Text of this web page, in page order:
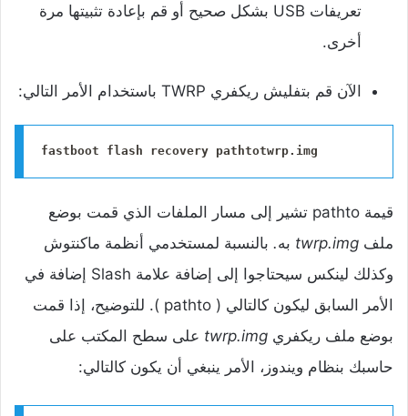
تعريفات USB بشكل صحيح أو قم بإعادة تثبيتها مرة
أخرى.
الآن قم بتفليش ريكفري TWRP باستخدام الأمر التالي:
fastboot flash recovery pathtotwrp.img
قيمة pathto تشير إلى مسار الملفات الذي قمت بوضع
ملف twrp.img به. بالنسبة لمستخدمي أنظمة ماكنتوش
وكذلك لينكس سيحتاجوا إلى إضافة علامة Slash إضافة في
الأمر السابق ليكون كالتالي ( pathto ). للتوضيح، إذا قمت
بوضع ملف ريكفري twrp.img على سطح المكتب على
حاسبك بنظام ويندوز، الأمر ينبغي أن يكون كالتالي: